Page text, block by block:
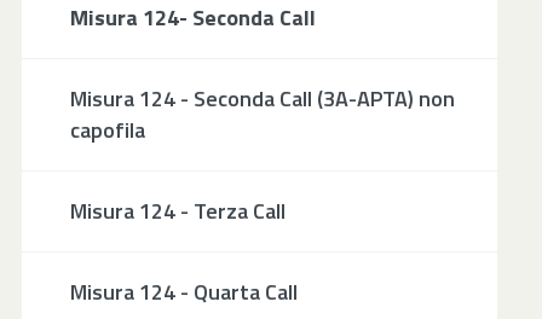
Misura 124- Seconda Call
Misura 124 - Seconda Call (3A-APTA) non
capofila
Misura 124 - Terza Call
Misura 124 - Quarta Call